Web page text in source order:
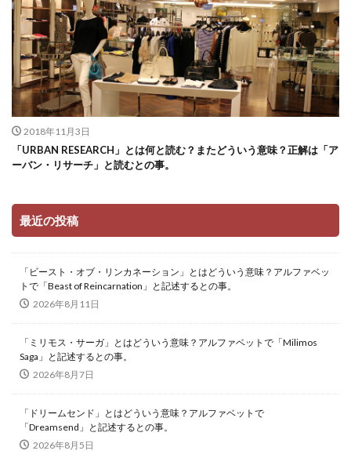
2018年11月3日
「URBAN RESEARCH」とは何と読む？またどういう意味？正解は「ア
ーバン・リサーチ」と読むとの事。
最近の投稿
「ビースト・オブ・リンカネーション」とはどういう意味？アルファベッ
トで「Beast of Reincarnation」と記述するとの事。
2026年8月11日
「ミリモス・サーガ」とはどういう意味？アルファベットで「Milimos
Saga」と記述するとの事。
2026年8月7日
「ドリームセンド」とはどういう意味？アルファベットで
「Dreamsend」と記述するとの事。
2026年8月5日